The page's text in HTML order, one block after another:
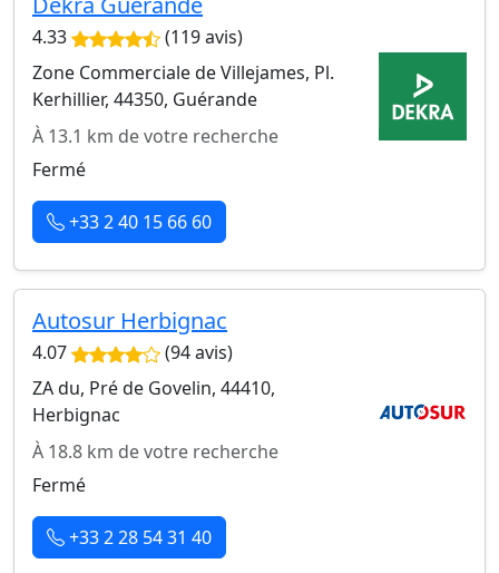
4.33
(119 avis)
Zone Commerciale de Villejames, Pl.
Kerhillier, 44350, Guérande
À 13.1 km de votre recherche
Fermé
+33 2 40 15 66 60
Autosur Herbignac
4.07
(94 avis)
ZA du, Pré de Govelin, 44410,
Herbignac
À 18.8 km de votre recherche
Fermé
+33 2 28 54 31 40